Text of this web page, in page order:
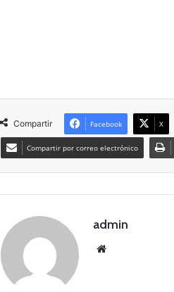
Compartir Facebook X
Compartir por correo electrónico
admin